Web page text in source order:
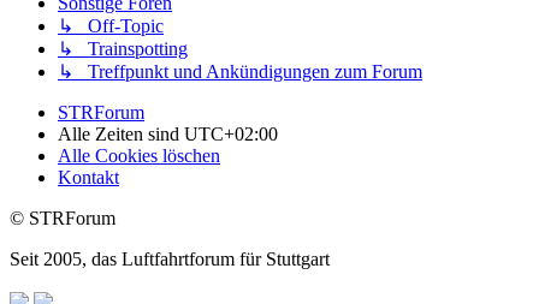
↳ Off-Topic
↳ Trainspotting
↳ Treffpunkt und Ankündigungen zum Forum
STRForum
Alle Zeiten sind UTC+02:00
Alle Cookies löschen
Kontakt
© STRForum
Seit 2005, das Luftfahrtforum für Stuttgart